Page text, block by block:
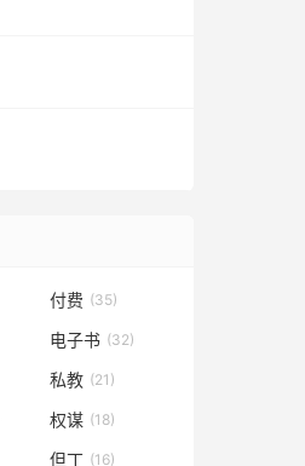
付费 (35)
电子书 (32)
私教 (21)
权谋 (18)
但丁 (16)